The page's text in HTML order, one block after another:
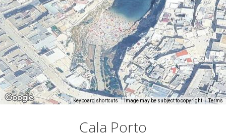
Keyboard shortcuts Image may be subject to copyright Terms
Cala Porto